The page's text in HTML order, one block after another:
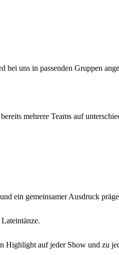
uns in passenden Gruppen
mehrere Teams auf
ein gemeinsamer Ausdruck
Highlight auf jeder Show und zu